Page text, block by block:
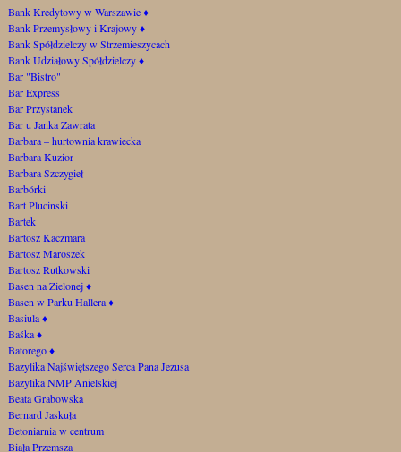
Bank Kredytowy w Warszawie♦
Bank Przemysłowy i Krajowy♦
Bank Spółdzielczy w Strzemieszycach
Bank Udziałowy Spółdzielczy♦
Bar "Bistro"
Bar Express
Bar Przystanek
Bar u Janka Zawrata
Barbara – hurtownia krawiecka
Barbara Kuzior
Barbara Szczygieł
Barbórki
Bart Plucinski
Bartek
Bartosz Kaczmara
Bartosz Maroszek
Bartosz Rutkowski
Basen na Zielonej♦
Basen w Parku Hallera♦
Basiula♦
Baśka♦
Batorego♦
Bazylika Najświętszego Serca Pana Jezusa
Bazylika NMP Anielskiej
Beata Grabowska
Bernard Jaskuła
Betoniarnia w centrum
Biała Przemsza